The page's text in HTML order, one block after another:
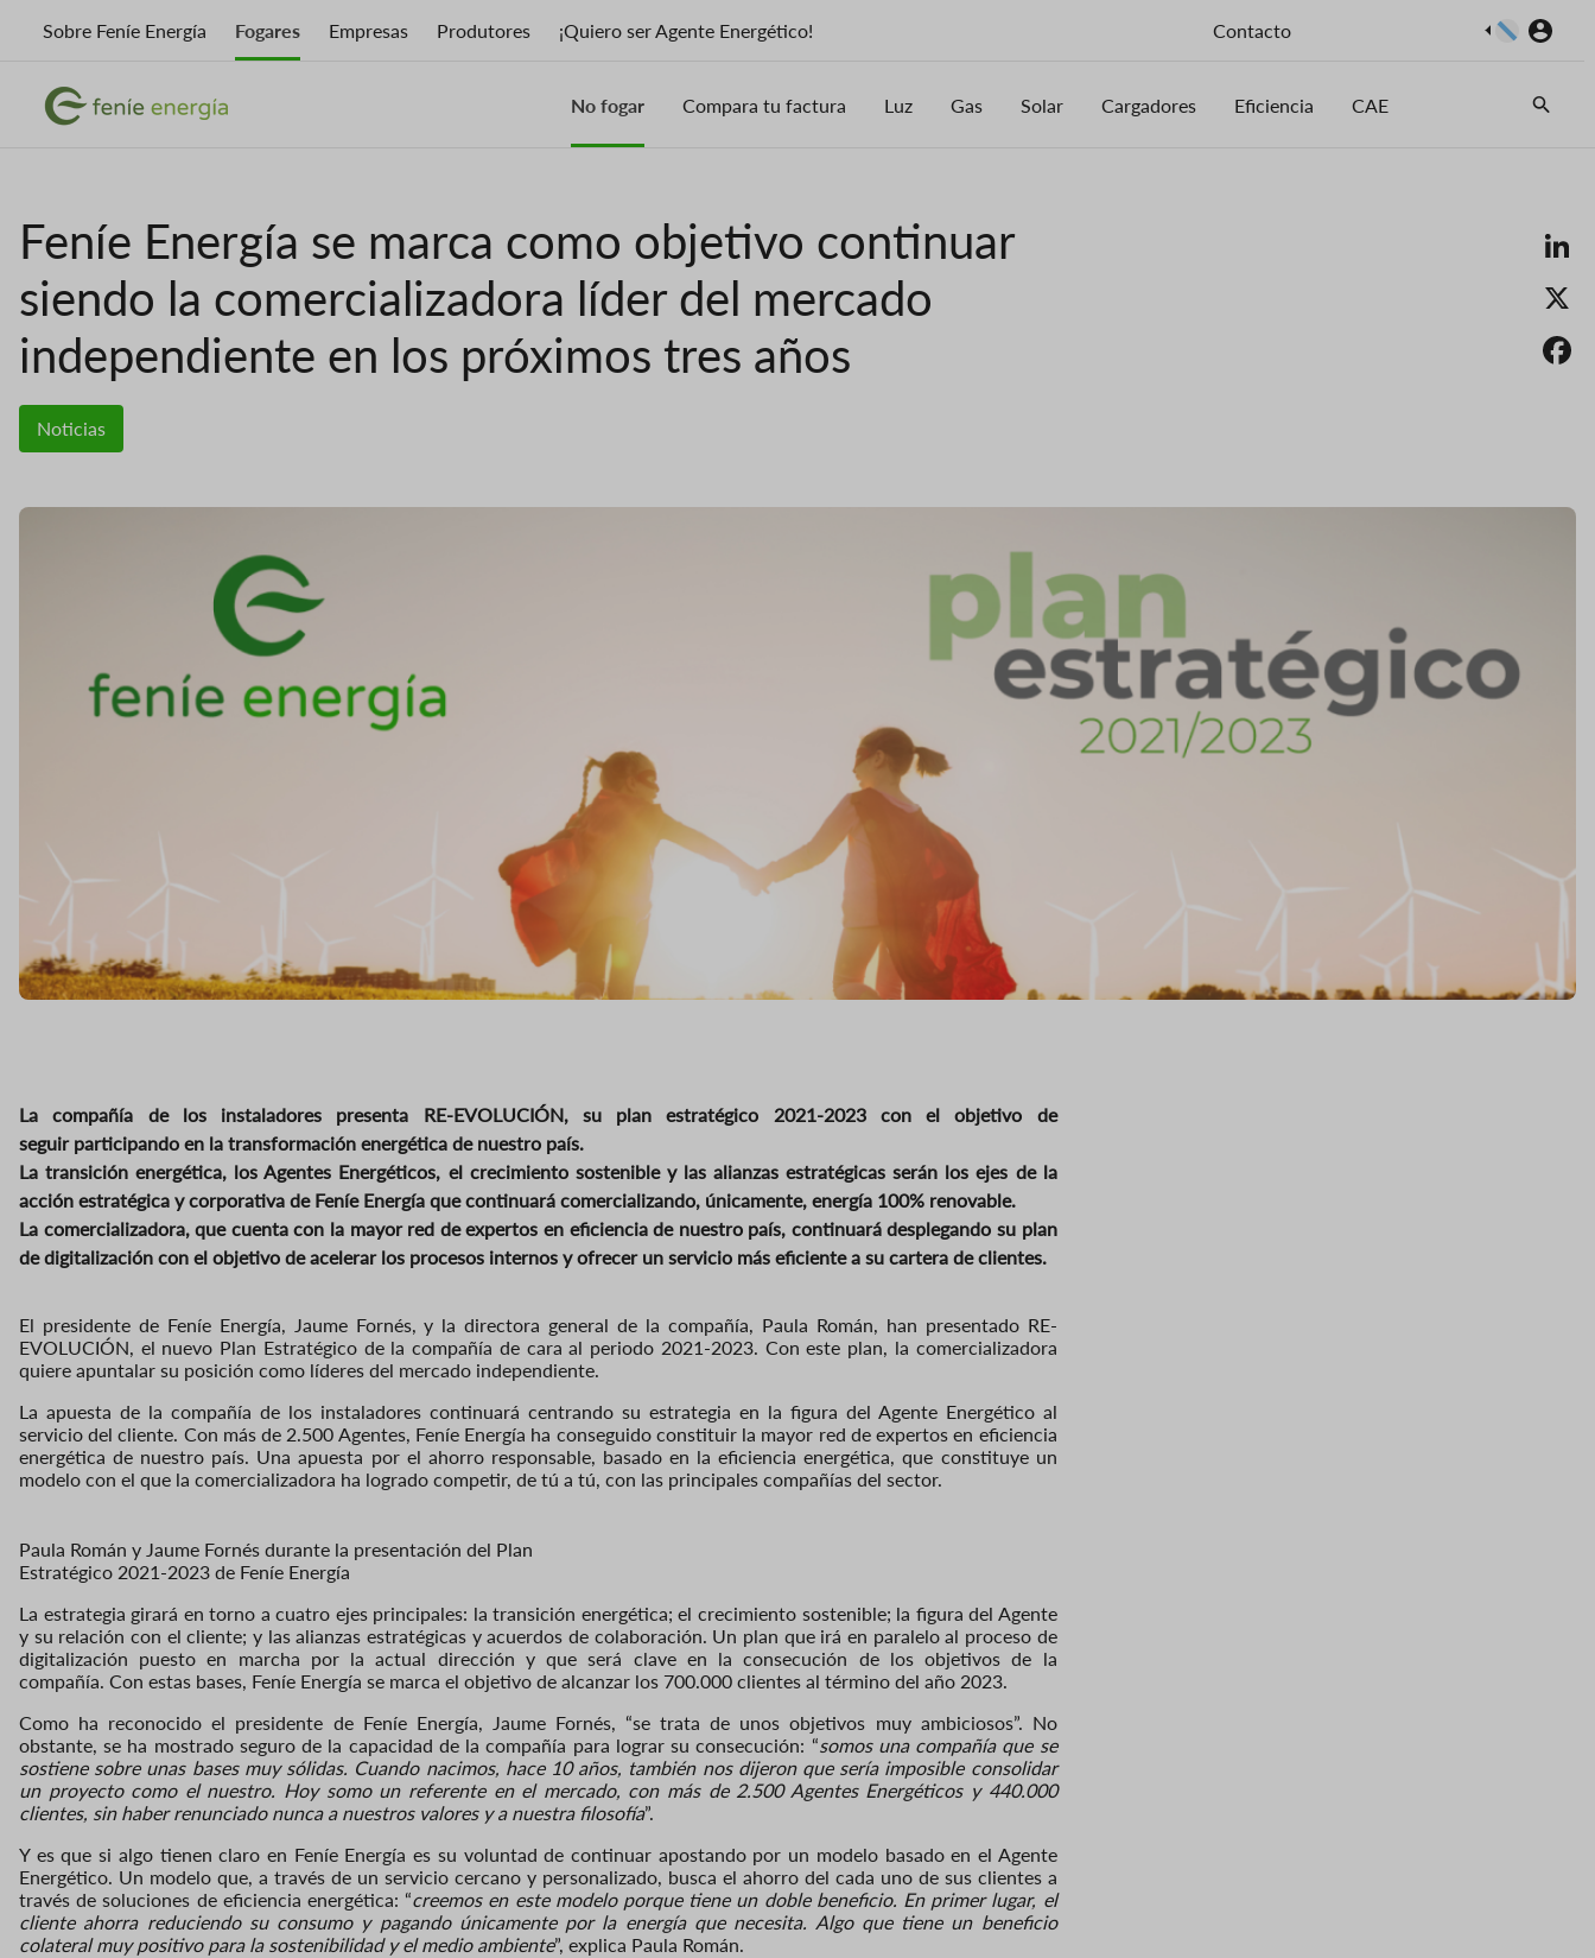
principal
Sobre Feníe Energía Fogares Empresas Produtores ¡Quiero ser Agente Energético! Contacto Imaxe
ImaxeImaxe No fogar Compara tu factura Luz Gas Solar Cargadores Eficiencia CAE
Feníe Energía se marca como objetivo continuar
siendo la comercializadora líder del mercado
independiente en los próximos tres años
Noticias
La compañía de los instaladores presenta RE-EVOLUCIÓN, su plan estratégico 2021-2023 con el objetivo de
seguir participando en la transformación energética de nuestro país.
La transición energética, los Agentes Energéticos, el crecimiento sostenible y las alianzas estratégicas serán los ejes de la
acción estratégica y corporativa de Feníe Energía que continuará comercializando, únicamente, energía 100% renovable.
La comercializadora, que cuenta con la mayor red de expertos en eficiencia de nuestro país, continuará desplegando su plan
de digitalización con el objetivo de acelerar los procesos internos y ofrecer un servicio más eficiente a su cartera de clientes.
El presidente de Feníe Energía, Jaume Fornés, y la directora general de la compañía, Paula Román, han presentado RE-
EVOLUCIÓN, el nuevo Plan Estratégico de la compañía de cara al periodo 2021 -2023. Con este plan, la comercializadora
quiere apuntalar su posición como líderes del mercado independiente.
La apuesta de la compañía de los instaladores continuará centrando su estrategia en la figura del Agente Energético al
servicio del cliente. Con más de 2.500 Agentes, Feníe Energía ha conseguido constituir la mayor red de expertos en eficiencia
energética de nuestro país. Una apuesta por el ahorro responsable, basado en la eficiencia energética, que constituye un
modelo con el que la comercializadora ha logrado competir, de tú a tú, con las principales compañías del sector.
Paula Román y Jaume Fornés durante la presentación del Plan
Estratégico 2021-2023 de Feníe Energía
La estrategia girará en torno a cuatro ejes principales: la transición energética; el crecimiento sostenible; la figura del Agente
y su relación con el cliente; y las alianzas estratégicas y acuerdos de colaboración. Un plan que irá en paralelo al proceso de
digitalización puesto en marcha por la actual dirección y que será clave en la consecución de los objetivos de la
compañía. Con estas bases, Feníe Energía se marca el objetivo de alcanzar los 700.000 clientes al término del año 2023.
Como ha reconocidoel presidente de Feníe Energía, Jaume Fornés, “se trata de unos objetivos muy ambiciosos”. No
obstante, se ha mostrado segurode la capacidad de la compañía para lograr su consecución: “somos una compañía que se
sostiene sobre unas bases muy sólidas. Cuando nacimos, hace 10 años, también nos dijeron que sería imposible consolidar
un proyecto como el nuestro. Hoy somo un referente en el mercado, con más de 2.500 Agentes Energéticos y 440.000
clientes, sin haber renunciado nunca anuestros valores ya nuestra filosofía”.
Y es que si algo tienen claro en Feníe Energía es su voluntad de continuar apostando por un modelo basado en el Agente
Energético. Un modelo que, a través de un servicio cercano y personalizado, busca el ahorro del cada uno de sus clientesa
través de soluciones de eficiencia energética: “creemos en este modelo porque tiene un doble beneficio. En primer lugar, el
cliente ahorra reduciendo su consumo y pagando únicamente por la energía que necesita. Algo que tiene un beneficio
colateral muypositivo para la sostenibilidad y el medio ambiente”, explica Paula Román.